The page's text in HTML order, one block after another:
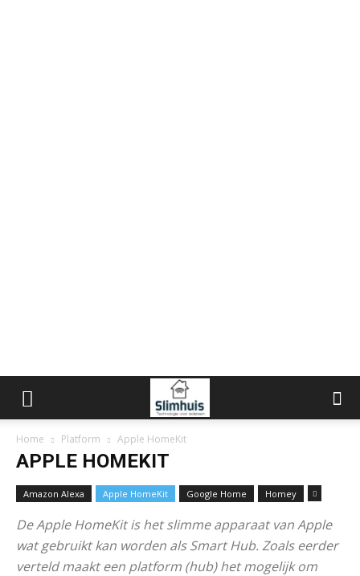
Home Platform Apple HomeKit
APPLE HOMEKIT
Amazon Alexa Apple HomeKit Google Home Homey
De Apple HomeKit is het slimme apparaat van Apple
wat gebruikt kan worden als Smart Hub. Zoals eerder
verteld maakt een platform (hub) het mogelijk om